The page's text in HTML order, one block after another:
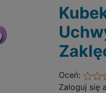
Oceń:
Zaloguj się